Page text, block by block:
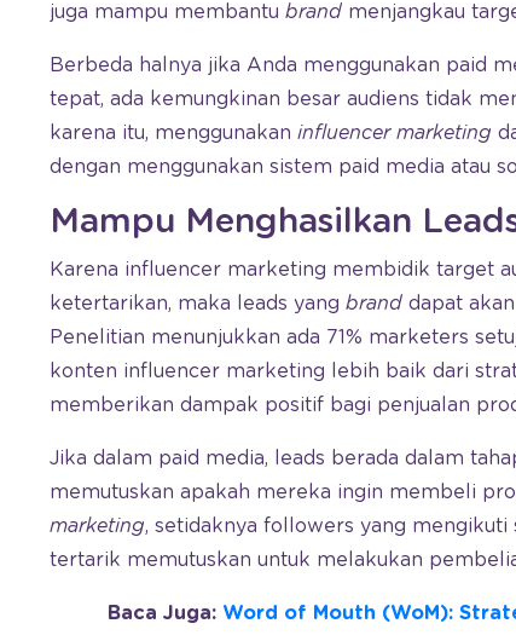
juga mampu membantu brand menjangkau
Berbeda halnya jika Anda menggunakan paid
tepat, ada kemungkinan besar audiens tidak
karena itu, menggunakan influencer marketing
dengan menggunakan sistem paid media atau
Mampu Menghasilkan
Karena influencer marketing membidik target
ketertarikan, maka leads yang brand dapat
Penelitian menunjukkan ada 71% marketers
konten influencer marketing lebih baik dari
memberikan dampak positif bagi penjualan
Jika dalam paid media, leads berada dalam
memutuskan apakah mereka ingin membeli
marketing, setidaknya followers yang
tertarik memutuskan untuk melakukan
Baca Juga: Word of Mouth (WoM):